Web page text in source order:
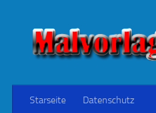
Starseite Datenschutz